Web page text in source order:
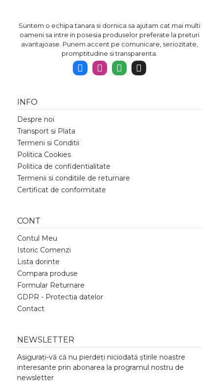
Suntem o echipa tanara si dornica sa ajutam cat mai multi
oameni sa intre in posesia produselor preferate la preturi
avantajoase. Punem accent pe comunicare, seriozitate,
promptitudine si transparenta.
INFO
Despre noi
Transport si Plata
Termeni si Conditii
Politica Cookies
Politica de confidentialitate
Termenii si conditiile de returnare
Certificat de conformitate
CONT
Contul Meu
Istoric Comenzi
Lista dorinte
Compara produse
Formular Returnare
GDPR - Protectia datelor
Contact
NEWSLETTER
Asigurați-vă că nu pierdeți niciodată știrile noastre
interesante prin abonarea la programul nostru de
newsletter